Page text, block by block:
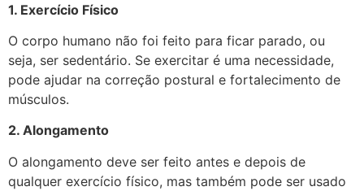
1. Exercício Físico
O corpo humano não foi feito para ficar parado, ou
seja, ser sedentário. Se exercitar é uma necessidade,
pode ajudar na correção postural e fortalecimento de
músculos.
2. Alongamento
O alongamento deve ser feito antes e depois de
qualquer exercício físico, mas também pode ser usado